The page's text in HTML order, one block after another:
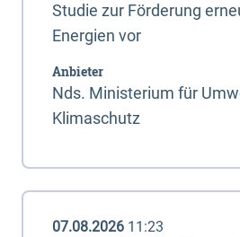
Studie zur Förderung
Energien vor
Anbieter
Nds. Ministerium für
Klimaschutz
07.08.2026 11:23